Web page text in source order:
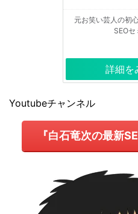
元お笑い芸人の初
SEOセ
詳細
Youtubeチャンネル
『白石竜次の最新